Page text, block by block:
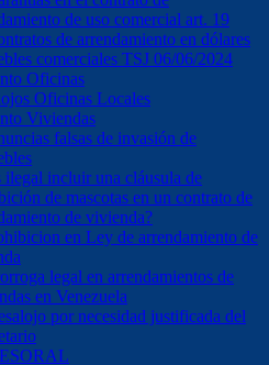
de uso comercial art. 19
de arrendamiento en dólares
comerciales TSJ 06/06/2024
Oficinas
Oficinas Locales
Viviendas
falsas de invasión de
ilegal incluir una cláusula de
de mascotas en un contrato de
de vivienda?
en Ley de arrendamiento de
legal en arrendamientos de
en Venezuela
por necesidad justificada del